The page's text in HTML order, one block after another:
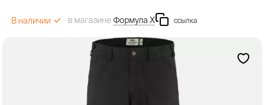
В наличии в магазинеФормула Х ссылка